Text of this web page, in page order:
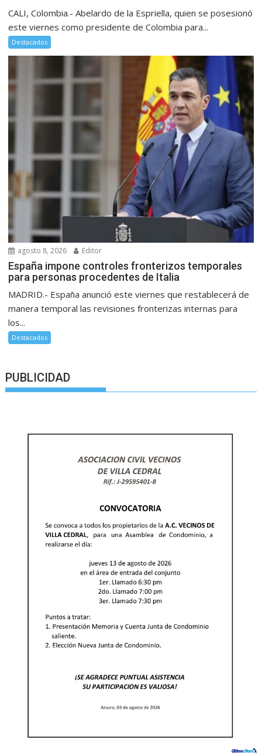
CALI, Colombia.- Abelardo de la Espriella, quien se posesionó
este viernes como presidente de Colombia para...
Destacados
agosto 8, 2026 Editor
España impone controles fronterizos temporales
para personas procedentes de Italia
MADRID.- España anunció este viernes que restablecerá de
manera temporal las revisiones fronterizas internas para
los...
Destacados
PUBLICIDAD